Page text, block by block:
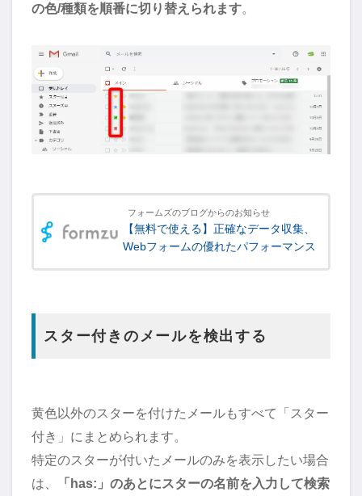
の色/種類を順番に切り替えられます。
フォームズのブログからのお知らせ
【無料で使える】正確なデータ収集、
Webフォームの優れたパフォーマンス
スター付きのメールを検出する
黄色以外のスターを付けたメールもすべて「スター
付き」にまとめられます。
特定のスターが付いたメールのみを表示したい場合
は、
「has:」のあとにスターの名前を入力して検索